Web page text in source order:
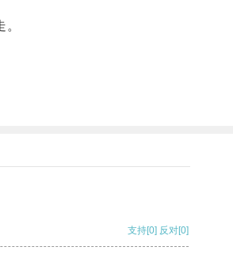
支持[0] 反对[0]